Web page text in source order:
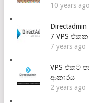
10 years ago
7 VPS
7 years ago
VPS එකට
ආකාරය
2 years ago